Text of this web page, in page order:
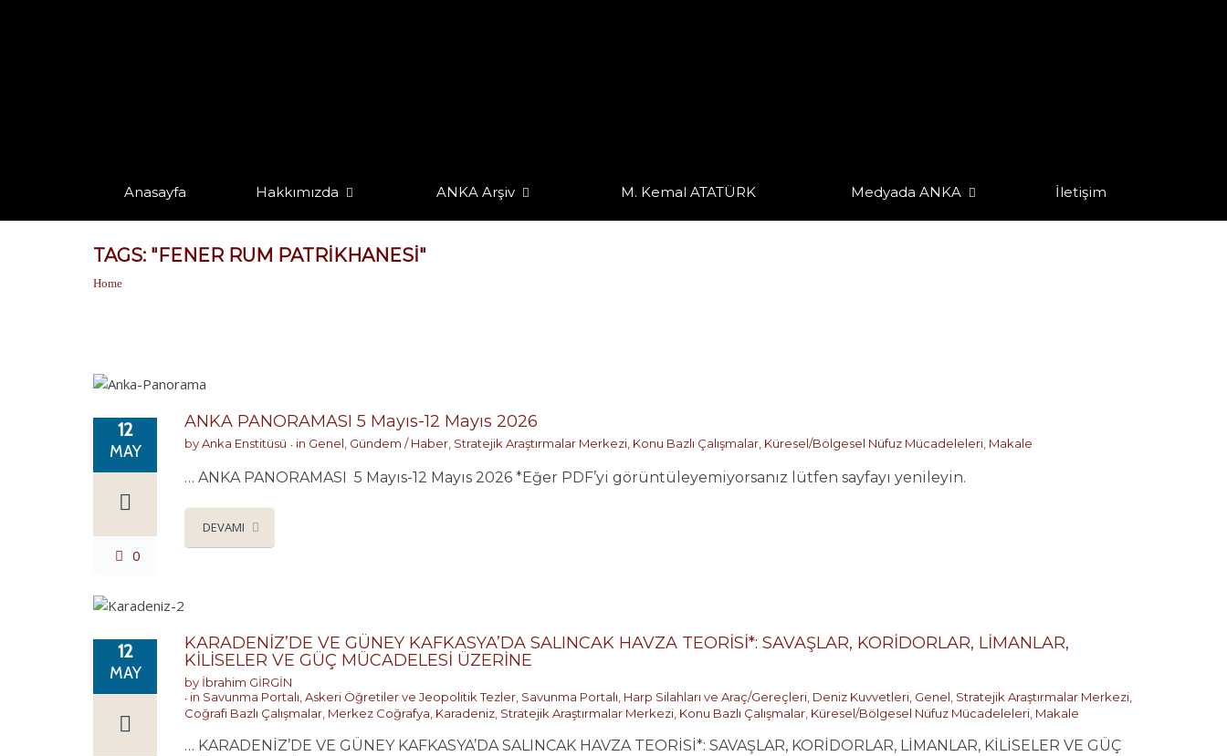
Anasayfa Hakkımızda ANKA Arşiv M. Kemal ATATÜRK Medyada ANKA İletişim
TAGS: "FENER RUM PATRIKHANESI"
Home
12
MAY
0
ANKA PANORAMASI 5 Mayıs-12 Mayıs 2026
byAnka Enstitüsü in Genel, Gündem / Haber, Stratejik Araştırmalar Merkezi, Konu Bazlı Çalışmalar, Küresel/Bölgesel Nüfuz Mücadeleleri, Makale
… ANKA PANORAMASI 5 Mayıs-12 Mayıs 2026 *Eğer PDF’yi görüntüleyemiyorsanız lütfen sayfayı yenileyin.
DEVAMI
12
MAY
KARADENİZ’DE VE GÜNEY KAFKASYA’DA SALINCAK HAVZA TEORİSİ*: SAVAŞLAR, KORİDORLAR, LİMANLAR,
KİLİSELER VE GÜÇ MÜCADELESİ ÜZERİNE
by İbrahim GİRGİN
in Savunma Portalı Askeri Öğretiler ve Jeopolitik Tezler Savunma Portalı Harp Silahları ve Araç/Gereçleri Deniz Kuvvetleri Genel Stratejik Araştırmalar Merkezi
Coğrafi Bazlı Çalışmalar Merkez Coğrafya Karadeniz Stratejik Araştırmalar Merkezi Konu Bazlı Çalışmalar Küresel/Bölgesel Nüfuz Mücadeleleri Makale
… KARADENİZ’DE VE GÜNEY KAFKASYA’DA SALINCAK HAVZA TEORİSİ*: SAVAŞLAR, KORİDORLAR, LİMANLAR, KİLİSELER VE GÜÇ